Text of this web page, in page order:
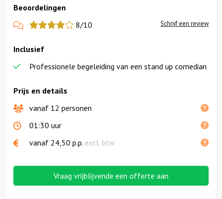
Beoordelingen
View
reviews
8/10 Schrijf een review
Prijs en details
vanaf 12 personen
01:30 uur
vanaf 24,50 p.p. excl. btw
Inclusief
Professionele begeleiding van een stand up comedian
Vraag vrijblijvende een offerte aan